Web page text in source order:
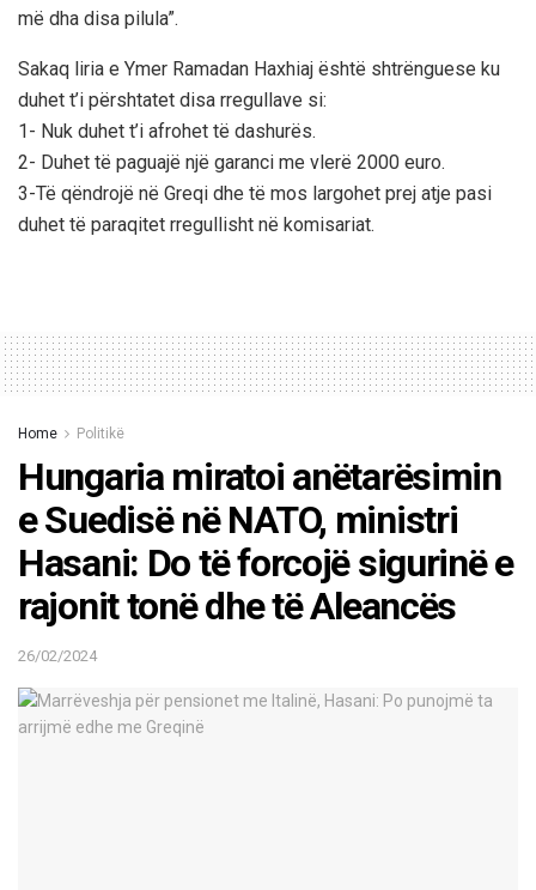
më dha disa pilula”.
Sakaq liria e Ymer Ramadan Haxhiaj është shtrënguese ku
duhet t’i përshtatet disa rregullave si:
1- Nuk duhet t’i afrohet të dashurës.
2- Duhet të paguajë një garanci me vlerë 2000 euro.
3-Të qëndrojë në Greqi dhe të mos largohet prej atje pasi
duhet të paraqitet rregullisht në komisariat.
Home Politikë
Hungaria miratoi anëtarësimin
e Suedisë në NATO, ministri
Hasani: Do të forcojë sigurinë e
rajonit tonë dhe të Aleancës
26/02/2024